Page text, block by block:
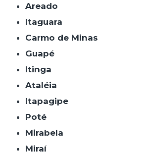
Areado
Itaguara
Carmo de Minas
Guapé
Itinga
Ataléia
Itapagipe
Poté
Mirabela
Miraí